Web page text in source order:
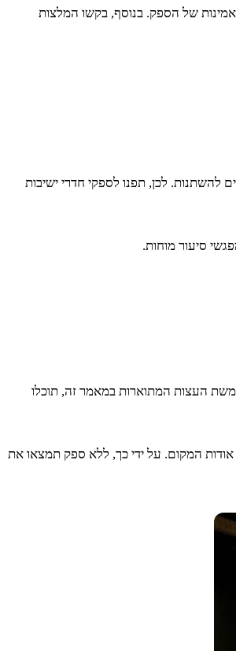
של הספק. בנוסף, בקשו המלצות
לכן, תפנו לספקי חדרי ישיבות
סיעור מוחות.
העצות המתוארות במאמר זה, תוכלו
אודות המקום. על ידי כך, ללא ספק תמצאו את